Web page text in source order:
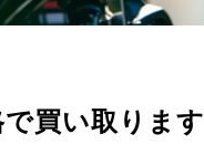
買い取ります